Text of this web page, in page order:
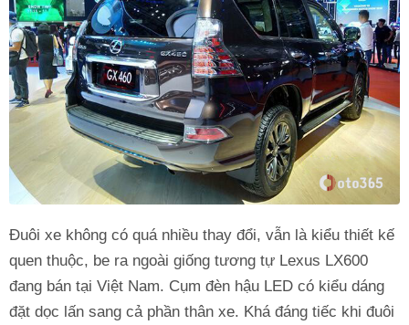
Đuôi xe không có quá nhiều thay đổi, vẫn là kiểu thiết kế
quen thuộc, be ra ngoài giống tương tự Lexus LX600
đang bán tại Việt Nam. Cụm đèn hậu LED có kiểu dáng
đặt dọc lấn sang cả phần thân xe. Khá đáng tiếc khi đuôi